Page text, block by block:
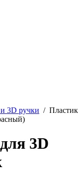
3D ручки / Пластик
3D